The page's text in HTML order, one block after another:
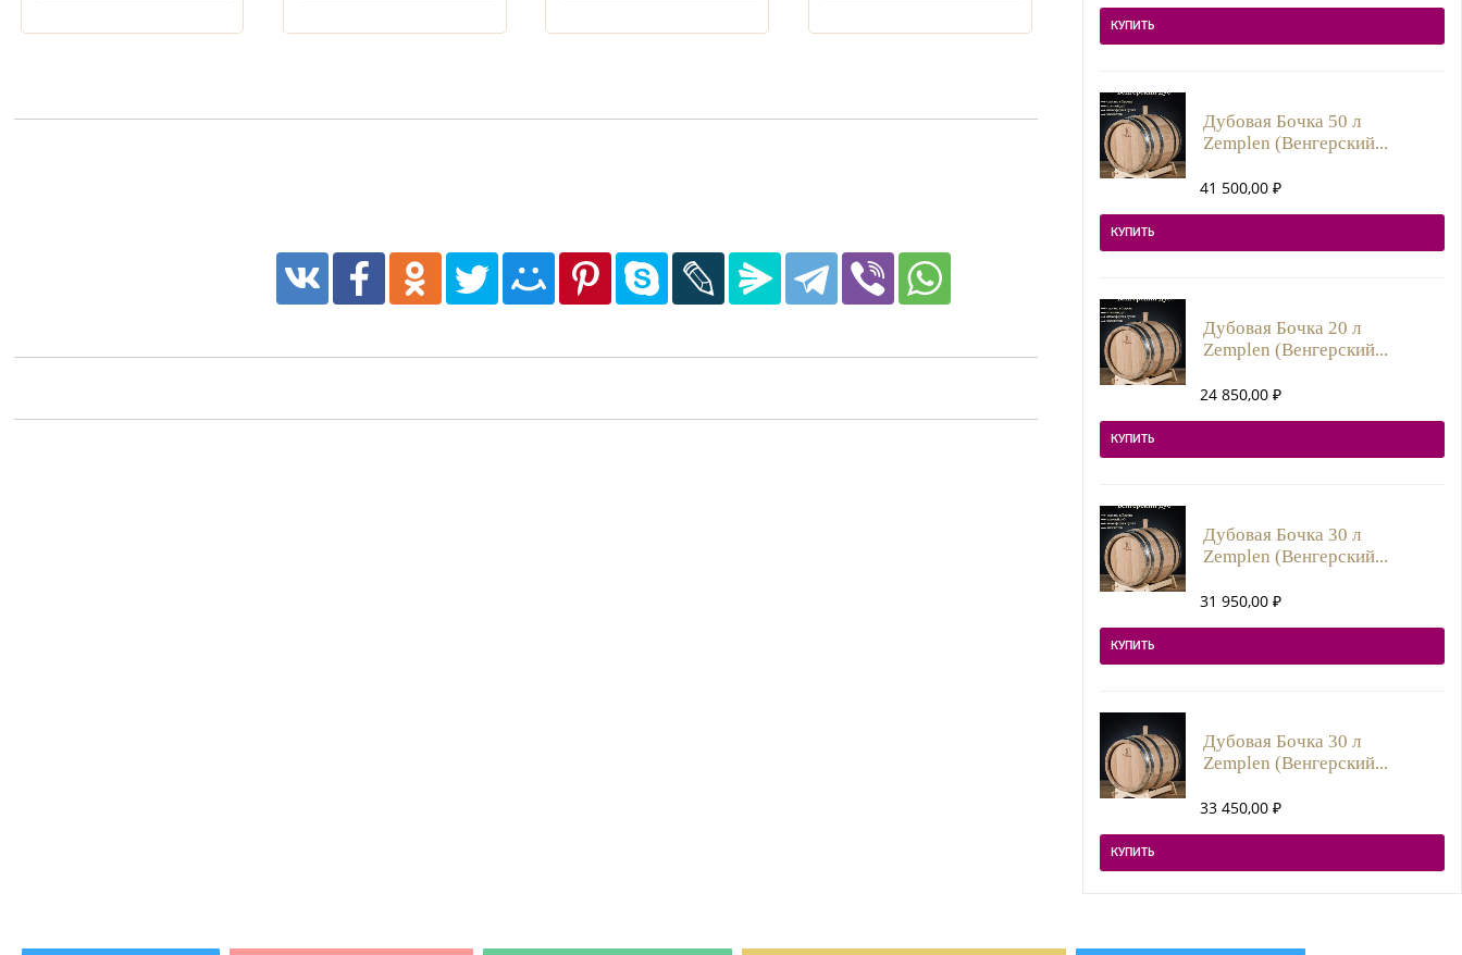
КУПИТЬ
Дубовая Бочка 50 л
Zemplen (Венгерский...
41 500,00 ₽
КУПИТЬ
Дубовая Бочка 20 л
Zemplen (Венгерский...
24 850,00 ₽
КУПИТЬ
Дубовая Бочка 30 л
Zemplen (Венгерский...
31 950,00 ₽
КУПИТЬ
Дубовая Бочка 30 л
Zemplen (Венгерский...
33 450,00 ₽
КУПИТЬ